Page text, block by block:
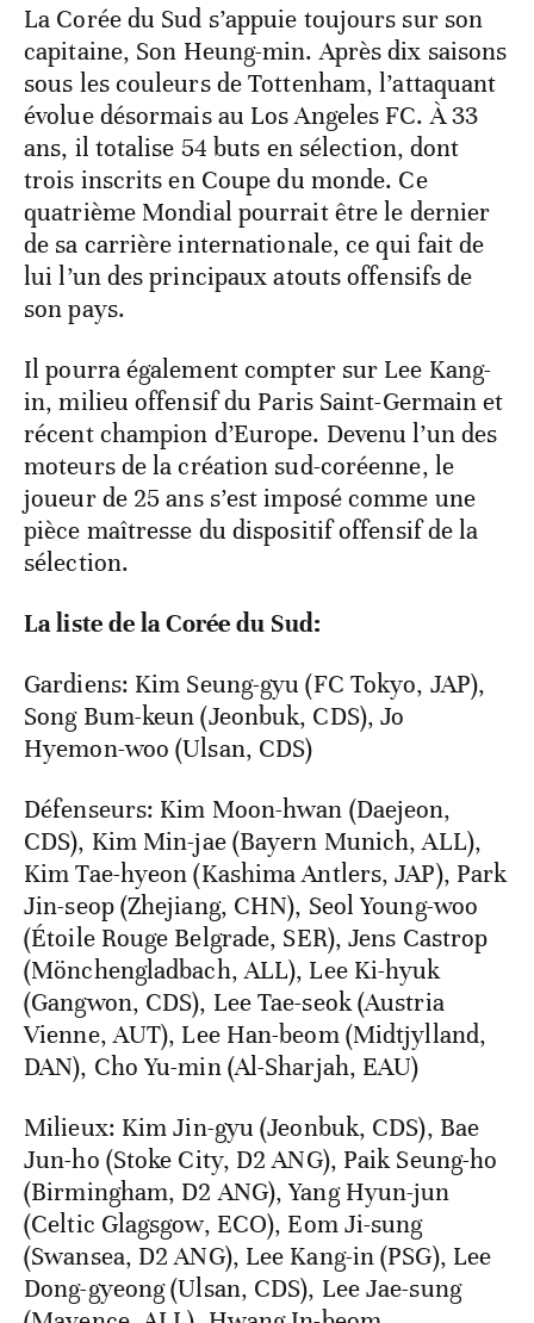
La Corée du Sud s’appuie toujours sur son
capitaine, Son Heung-min. Après dix saisons
sous les couleurs de Tottenham, l’attaquant
évolue désormais au Los Angeles FC. À 33
ans, il totalise 54 buts en sélection, dont
trois inscrits en Coupe du monde. Ce
quatrième Mondial pourrait être le dernier
de sa carrière internationale, ce qui fait de
lui l’un des principaux atouts offensifs de
son pays.
Il pourra également compter sur Lee Kang-
in, milieu offensif du Paris Saint-Germain et
récent champion d’Europe. Devenu l’un des
moteurs de la création sud-coréenne, le
joueur de 25 ans s’est imposé comme une
pièce maîtresse du dispositif offensif de la
sélection.
La liste de la Corée du Sud:
Gardiens: Kim Seung-gyu (FC Tokyo, JAP),
Song Bum-keun (Jeonbuk, CDS), Jo
Hyemon-woo (Ulsan, CDS)
Défenseurs: Kim Moon-hwan (Daejeon,
CDS), Kim Min-jae (Bayern Munich, ALL),
Kim Tae-hyeon (Kashima Antlers, JAP), Park
Jin-seop (Zhejiang, CHN), Seol Young-woo
(Étoile Rouge Belgrade, SER), Jens Castrop
(Mönchengladbach, ALL), Lee Ki-hyuk
(Gangwon, CDS), Lee Tae-seok (Austria
Vienne, AUT), Lee Han-beom (Midtjylland,
DAN), Cho Yu-min (Al-Sharjah, EAU)
Milieux: Kim Jin-gyu (Jeonbuk, CDS), Bae
Jun-ho (Stoke City, D2 ANG), Paik Seung-ho
(Birmingham, D2 ANG), Yang Hyun-jun
(Celtic Glagsgow, ECO), Eom Ji-sung
(Swansea, D2 ANG), Lee Kang-in (PSG), Lee
Dong-gyeong (Ulsan, CDS), Lee Jae-sung